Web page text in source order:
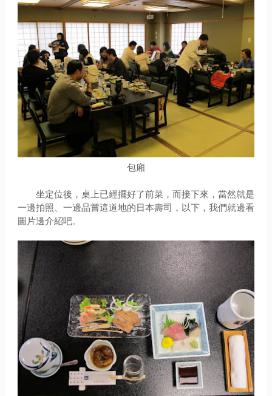
包廂
坐定位後，桌上已經擺好了前菜，而接下來，當然就是
一邊拍照、一邊品嘗這道地的日本壽司，以下，我們就邊看
圖片邊介紹吧。